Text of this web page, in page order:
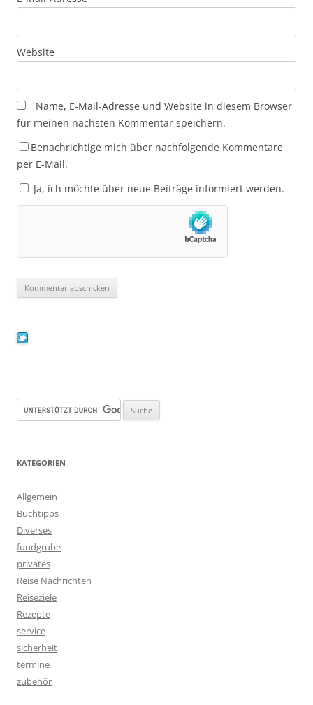
Website
Name, E-Mail-Adresse und Website in diesem Browser
für meinen nächsten Kommentar speichern.
Benachrichtige mich über nachfolgende Kommentare
per E-Mail.
Ja, ich möchte über neue Beiträge informiert werden.
KATEGORIEN
Allgemein
Buchtipps
Diverses
fundgrube
privates
Reise Nachrichten
Reiseziele
Rezepte
service
sicherheit
termine
zubehör